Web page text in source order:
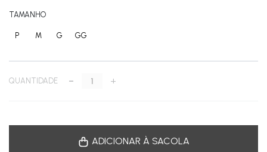
TAMANHO
P M G GG
QUANTIDADE - +
ADICIONAR À SACOLA